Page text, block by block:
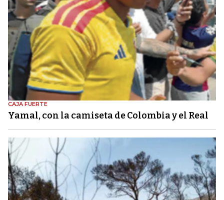
CAJA FUERTE
Yamal, con la camiseta de Colombia y el Real